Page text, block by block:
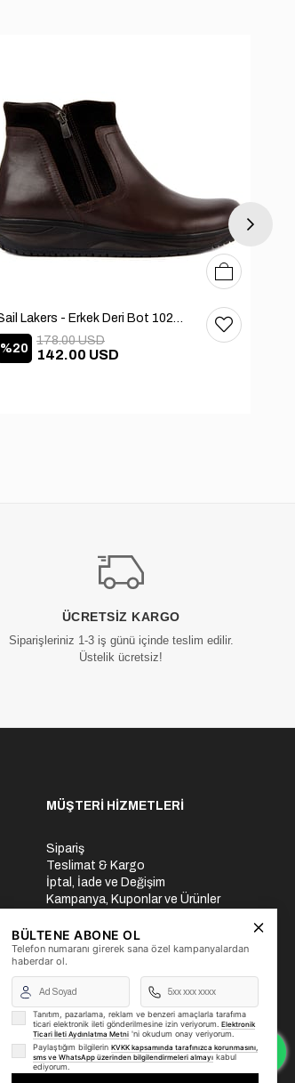
Sail Lakers - Erkek Deri Bot 102-2868-65390
%20 142.00 USD
178.00 USD
40 414243
ÜCRETSIZ KARGO
Siparişleriniz 1-3 iş günü içinde teslim edilir.
Üstelik ücretsiz!
MÜŞTERİ HİZMETLERİ
Sipariş
Teslimat & Kargo
İptal, İade ve Değişim
Kampanya, Kuponlar ve Ürünler
Üyelik İşlemleri
Yurtdışı Gönderi
BÜLTENE ABONE OL
Telefon numaranı girerek sana özel kampanyalardan
haberdar ol.
Tanıtım, pazarlama, reklam ve benzeri amaçlarla tarafıma
ticari elektronik ileti gönderilmesine izin veriyorum. Elektronik
Ticari İleti Aydınlatma Metni 'ni okudum onay veriyorum.
Paylaştığım bilgilerin KVKK kapsamında tarafınızca korunmasını,
sms ve WhatsApp üzerinden bilgilendirmeleri almayı kabul
ediyorum.